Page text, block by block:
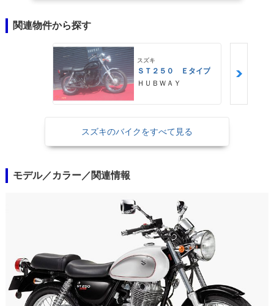
関連物件から探す
スズキ
ＳＴ２５０ Ｅタイプ
ＨＵＢＷＡＹ
スズキのバイクをすべて見る
モデル／カラー／関連情報